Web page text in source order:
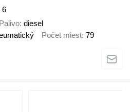
6
Palivo diesel
Počet miest 79